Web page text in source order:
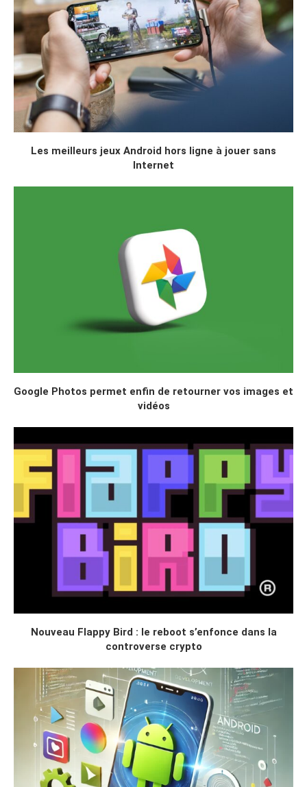
Les meilleurs jeux Android hors ligne à jouer sans
Internet
Google Photos permet enfin de retourner vos images et
vidéos
Nouveau Flappy Bird : le reboot s’enfonce dans la
controverse crypto